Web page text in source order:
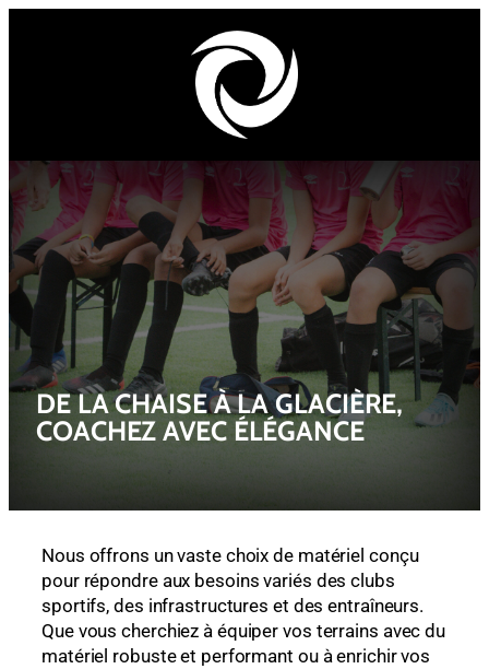
DE LA CHAISE À LA GLACIÈRE,
COACHEZ AVEC ÉLÉGANCE
Nous offrons un vaste choix de matériel conçu
pour répondre aux besoins variés des clubs
sportifs, des infrastructures et des entraîneurs.
Que vous cherchiez à équiper vos terrains avec du
matériel robuste et performant ou à enrichir vos